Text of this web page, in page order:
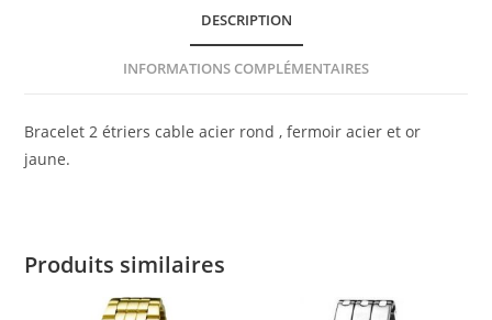
DESCRIPTION
INFORMATIONS COMPLÉMENTAIRES
Bracelet 2 étriers cable acier rond , fermoir acier et or
jaune.
Produits similaires